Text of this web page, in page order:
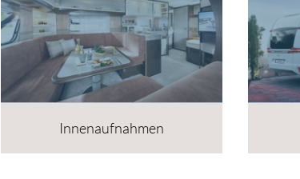
Innenaufnahmen